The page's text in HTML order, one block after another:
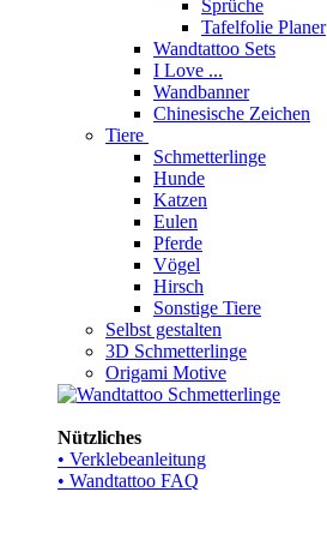
Sprüche
Tafelfolie Planer
Wandtattoo Sets
I Love ...
Wandbanner
Chinesische Zeichen
Tiere
Schmetterlinge
Hunde
Katzen
Eulen
Pferde
Vögel
Hirsch
Sonstige Tiere
Selbst gestalten
3D Schmetterlinge
Origami Motive
Nützliches
• Verklebeanleitung
• Wandtattoo FAQ